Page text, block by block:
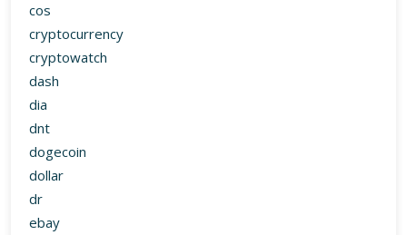
cos
cryptocurrency
cryptowatch
dash
dia
dnt
dogecoin
dollar
dr
ebay